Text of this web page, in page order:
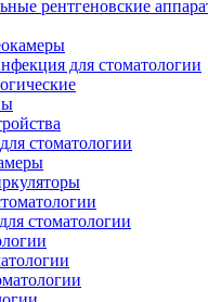
рентгеновские
для стоматологии
стоматологии
стоматологии